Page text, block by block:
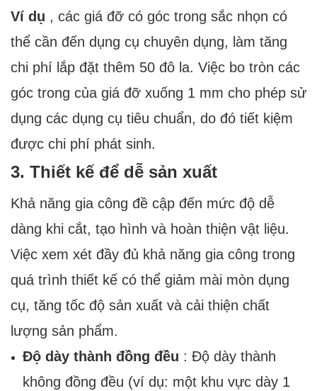
Ví dụ , các giá đỡ có góc trong sắc nhọn có
thể cần đến dụng cụ chuyên dụng, làm tăng
chi phí lắp đặt thêm 50 đô la. Việc bo tròn các
góc trong của giá đỡ xuống 1 mm cho phép sử
dụng các dụng cụ tiêu chuẩn, do đó tiết kiệm
được chi phí phát sinh.
3. Thiết kế để dễ sản xuất
Khả năng gia công đề cập đến mức độ dễ
dàng khi cắt, tạo hình và hoàn thiện vật liệu.
Việc xem xét đầy đủ khả năng gia công trong
quá trình thiết kế có thể giảm mài mòn dụng
cụ, tăng tốc độ sản xuất và cải thiện chất
lượng sản phẩm.
Độ dày thành đồng đều : Độ dày thành
không đồng đều (ví dụ: một khu vực dày 1